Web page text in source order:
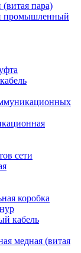
пара)
промышленный
сети
коробка
кабель
медная (витая